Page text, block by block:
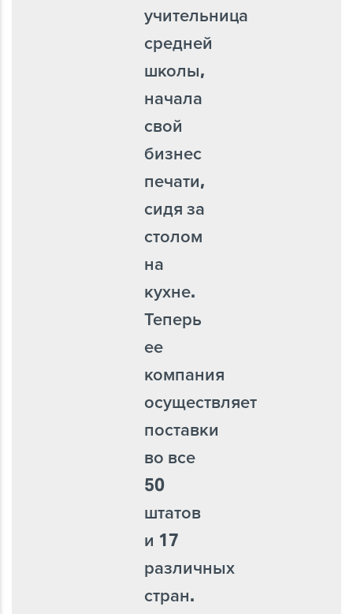
учительница
средней
школы,
начала
свой
бизнес
печати,
сидя за
столом
на
кухне.
Теперь
ее
компания
осуществляет
поставки
во все
50
штатов
и 17
различных
стран.